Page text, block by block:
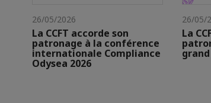
26/05/2026
La CCFT accorde son
patronage à la conférence
internationale Compliance
Odysea 2026
26/05/
La
grand